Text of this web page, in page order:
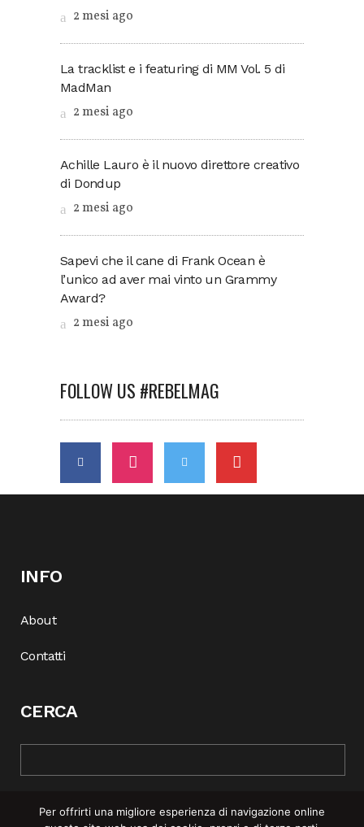
2 mesi ago
La tracklist e i featuring di MM Vol. 5 di
MadMan
2 mesi ago
Achille Lauro è il nuovo direttore creativo
di Dondup
2 mesi ago
Sapevi che il cane di Frank Ocean è
l’unico ad aver mai vinto un Grammy
Award?
2 mesi ago
FOLLOW US #REBELMAG
INFO
About
Contatti
CERCA
Per offrirti una migliore esperienza di navigazione online